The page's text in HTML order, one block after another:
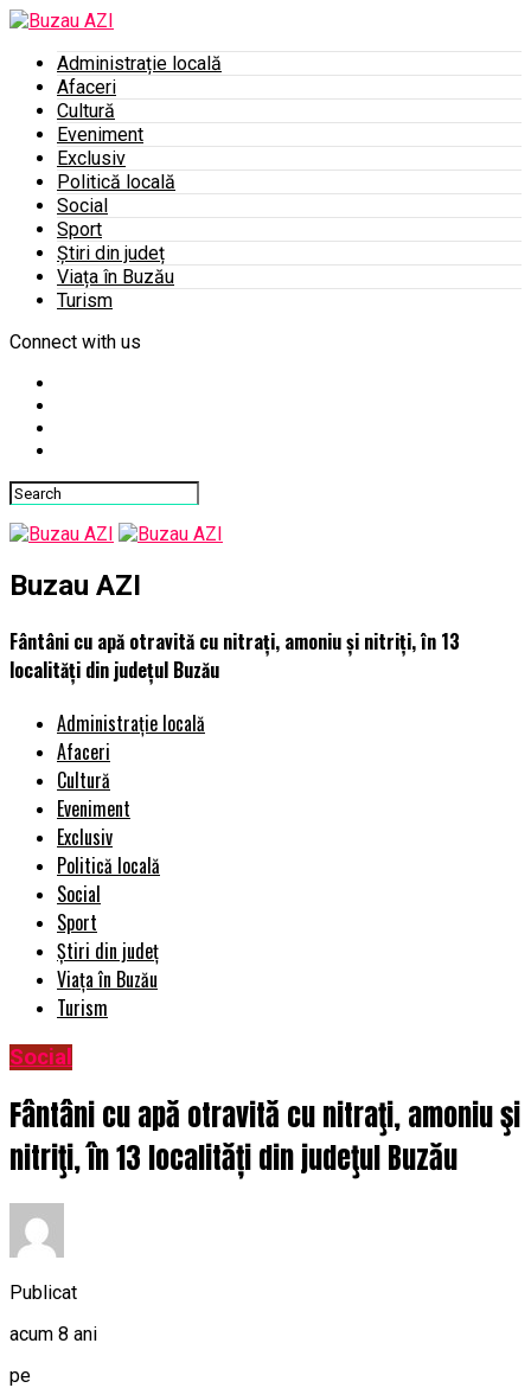
Administrație locală
Afaceri
Cultură
Eveniment
Exclusiv
Politică locală
Social
Sport
Știri din județ
Viața în Buzău
Turism
Connect with us
Buzau AZI
Fântâni cu apă otravită cu nitraţi, amoniu şi nitriţi, în 13
localități din judeţul Buzău
Administrație locală
Afaceri
Cultură
Eveniment
Exclusiv
Politică locală
Social
Sport
Știri din județ
Viața în Buzău
Turism
Social
Fântâni cu apă otravită cu nitraţi, amoniu şi
nitriţi, în 13 localități din judeţul Buzău
Publicat
acum 8 ani
pe